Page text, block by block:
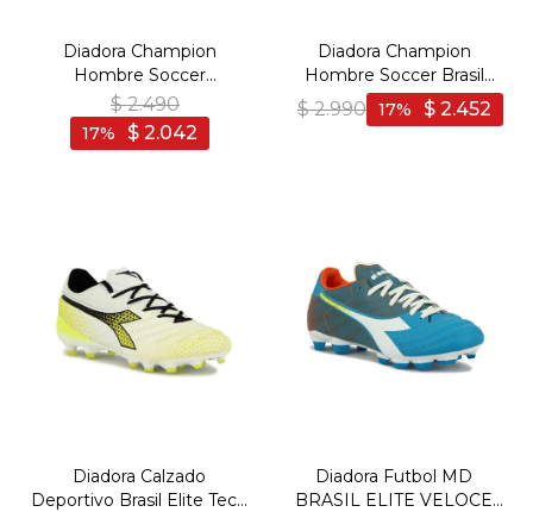
Diadora Champion
Hombre Soccer
PICHICHI 5 TFR - Amarillo
Fluo-Rojo
$ 2.490
$ 2.042
17
Diadora Champion
Hombre Soccer Brasil
Elite Veloce R LPU -
Negro-Amarillo Fluo
$ 2.990 $ 2.452
17
Diadora Calzado
Deportivo Brasil Elite Tech
Diadora Futbol MD
BRASIL ELITE VELOCE